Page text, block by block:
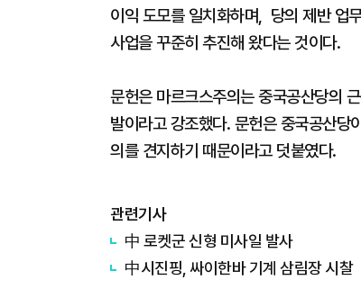
이익 도모를 일치화하며, 당의 제반 업
사업을 꾸준히 추진해 왔다는 것이다.
문헌은 마르크스주의는 중국공산당의
발이라고 강조했다. 문헌은 중국공산당
의를 견지하기 때문이라고 덧붙였다.
관련기사
中 로켓군 신형 미사일 발사
中시진핑, 싸이한바 기계 삼림장 시찰